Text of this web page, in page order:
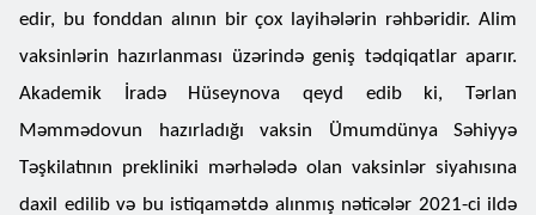
edir, bu fonddan alının bir çox layihələrin rəhbəridir. Alim
vaksinlərin hazırlanması üzərində geniş tədqiqatlar aparır.
Akademik İradə Hüseynova qeyd edib ki, Tərlan
Məmmədovun hazırladığı vaksin Ümumdünya Səhiyyə
Təşkilatının prekliniki mərhələdə olan vaksinlər siyahısına
daxil edilib və bu istiqamətdə alınmış nəticələr 2021-ci ildə